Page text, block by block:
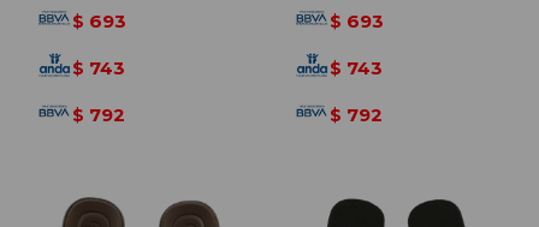
$ 693
$ 743
$ 792
$ 693
$ 743
$ 792